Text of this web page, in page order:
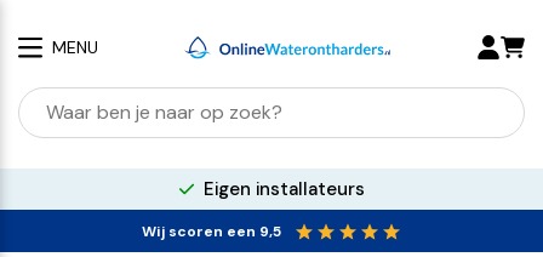
MENU
Zoeken
naar:
Eigen installateurs
Wij scoren een 9,5